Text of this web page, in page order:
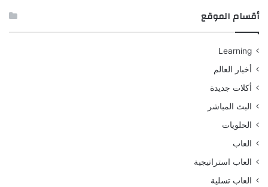
أقسام الموقع
Learning
أخبار العالم
أكلات جديدة
البث المباشر
الحلويات
العاب
العاب استراتيجية
العاب تسلية